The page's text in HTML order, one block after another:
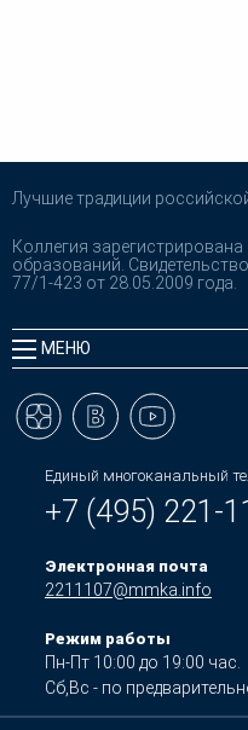
Лучшие традиции
Коллегия зарегистрирована
образований.
77/1-423 от 28.05.2009 года.
МЕНЮ
Единый многоканальный
+7 (495) 221-
Электронная почта
2211107@mmka.info
Режим работы
Пн-Пт 10:00 до 19:00 час.
Сб,Вс - по